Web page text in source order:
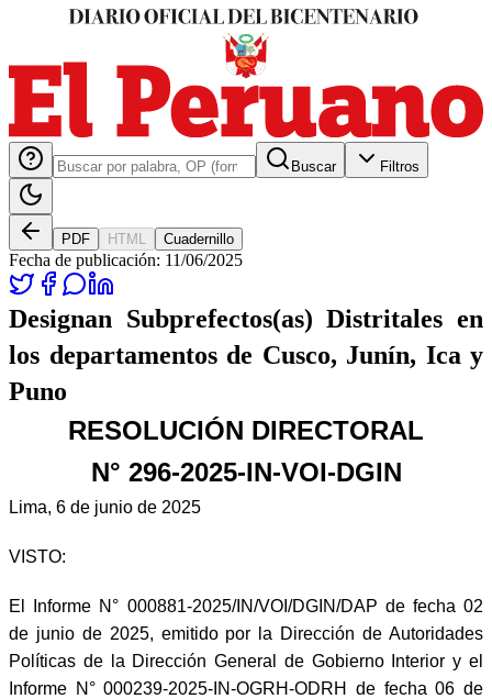
Buscar Filtros
PDF HTML Cuadernillo
Fecha de publicación: 11/06/2025
Designan Subprefectos(as) Distritales en
los departamentos de Cusco, Junín, Ica y
Puno
RESOLUCIÓN DIRECTORAL
N° 296-2025-IN-VOI-DGIN
Lima, 6 de junio de 2025
VISTO:
El Informe N° 000881-2025/IN/VOI/DGIN/DAP de fecha 02
de junio de 2025, emitido por la Dirección de Autoridades
Políticas de la Dirección General de Gobierno Interior y el
Informe N° 000239-2025-IN-OGRH-ODRH de fecha 06 de